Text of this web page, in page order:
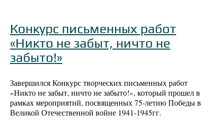
Конкурс письменных работ
«Никто не забыт, ничто не
забыто!»
Завершился Конкурс творческих письменных работ
«Никто не забыт, ничто не забыто!», который прошел в
рамках мероприятий, посвященных 75-летию Победы в
Великой Отечественной войне 1941-1945гг.